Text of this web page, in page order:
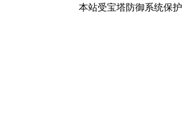
本站受宝塔防御系统保护